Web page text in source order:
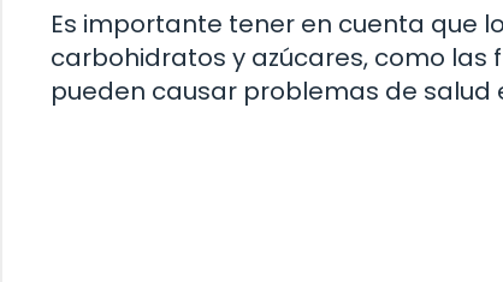
Es importante tener en cuenta que
carbohidratos y azúcares, como las
pueden causar problemas de salud